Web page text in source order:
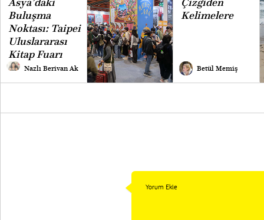
Buluşma
Noktası: Taipei
Uluslararası
Kitap Fuarı
Nazlı Berivan Ak
Kelimelere
Betül Memiş